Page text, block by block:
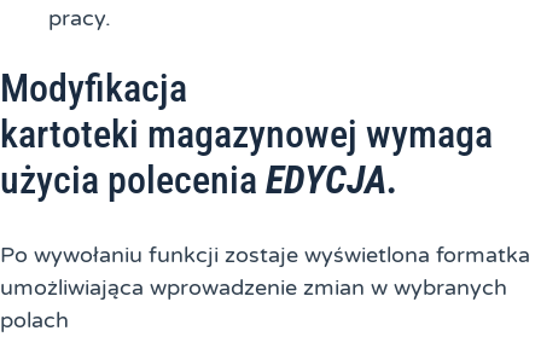
pracy.
Modyfikacja
kartoteki magazynowej wymaga
użycia polecenia EDYCJA.
Po wywołaniu funkcji zostaje wyświetlona formatka
umożliwiająca wprowadzenie zmian w wybranych
polach